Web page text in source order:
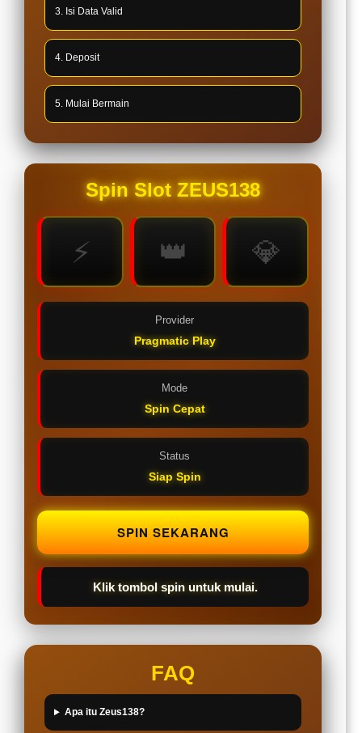
3. Isi Data Valid
4. Deposit
5. Mulai Bermain
Spin Slot ZEUS138
⚡ 👑 💎
Provider
Pragmatic Play
Mode
Spin Cepat
Status
Siap Spin
SPIN SEKARANG
Klik tombol spin untuk mulai.
FAQ
Apa itu Zeus138?